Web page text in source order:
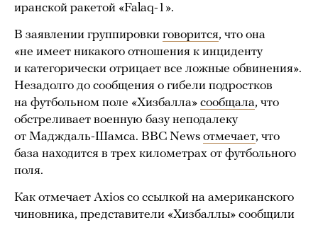
иранской ракетой «Falaq-1».
В заявлении группировки говорится, что она
«не имеет никакого отношения к инциденту
и категорически отрицает все ложные обвинения».
Незадолго до сообщения о гибели подростков
на футбольном поле «Хизбалла» сообщала, что
обстреливает военную базу неподалеку
от Мадждаль-Шамса. BBC News отмечает, что
база находится в трех километрах от футбольного
поля.
Как отмечает Axios со ссылкой на американского
чиновника, представители «Хизбаллы» сообщили